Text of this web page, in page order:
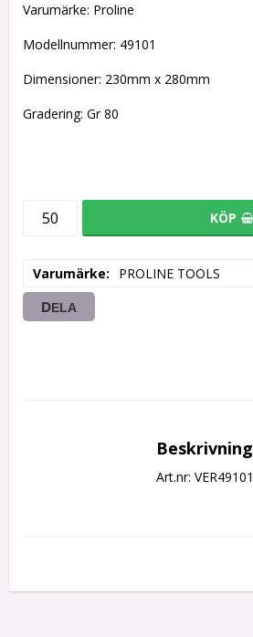
Varumärke: Proline
Modellnummer: 49101
Dimensioner: 230mm x 280mm
Gradering: Gr 80
KÖP
Varumärke PROLINE TOOLS
DELA
Beskrivning
Art.nr: VER49101